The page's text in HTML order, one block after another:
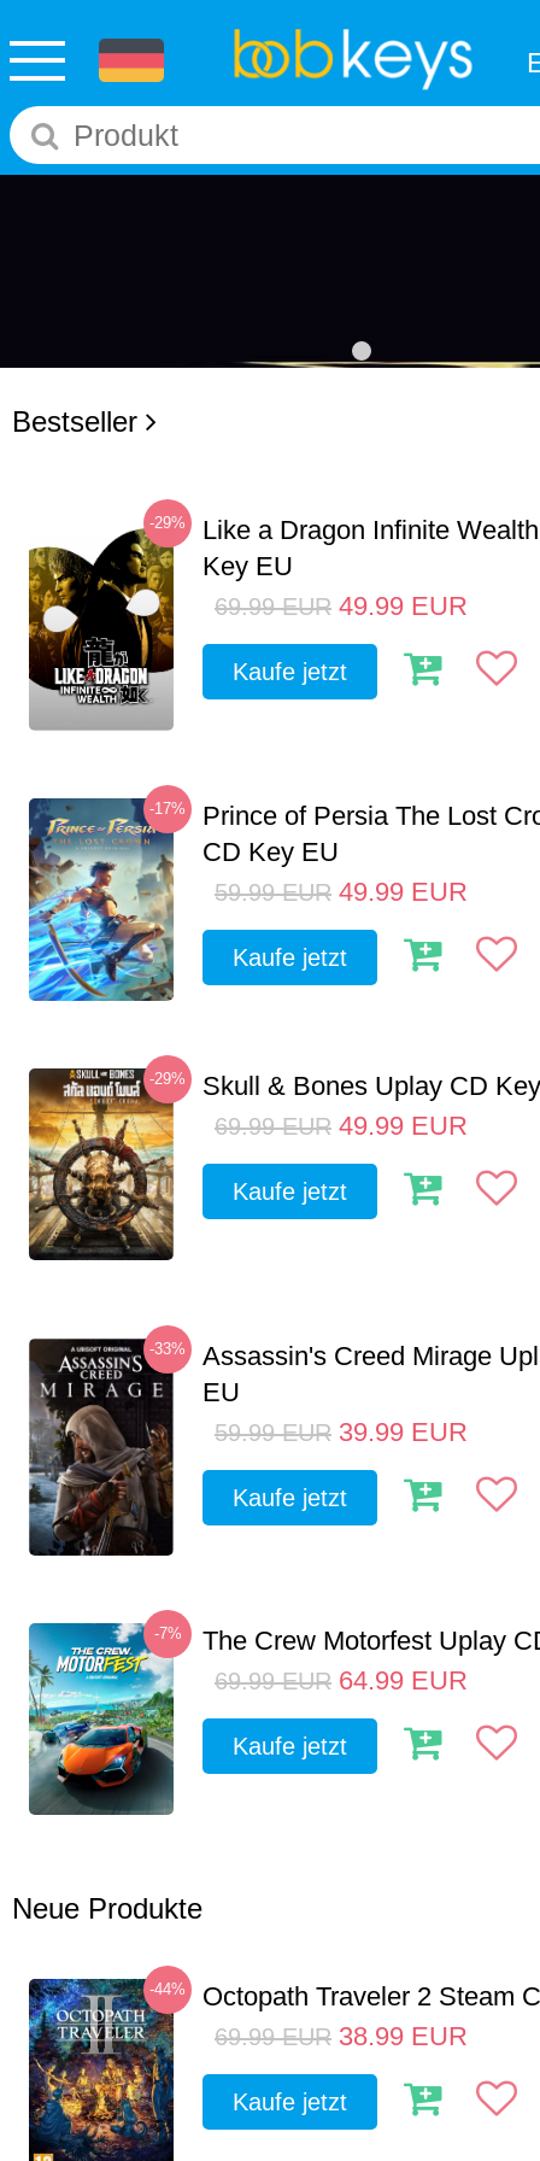
Bestseller
-29%
Like a Dragon Infinite
Key EU
69.99 EUR 49.99 EUR
Kaufe jetzt
-17%
Prince of Persia The Lost
CD Key EU
59.99 EUR 49.99 EUR
Kaufe jetzt
-29% Skull & Bones Uplay CD
69.99 EUR 49.99 EUR
Kaufe jetzt
-33%
Assassin's Creed Mirage
EU
59.99 EUR 39.99 EUR
Kaufe jetzt
-7% The Crew Motorfest Uplay
69.99 EUR 64.99 EUR
Kaufe jetzt
Neue Produkte
-44% Octopath Traveler 2 Steam
69.99 EUR 38.99 EUR
Kaufe jetzt